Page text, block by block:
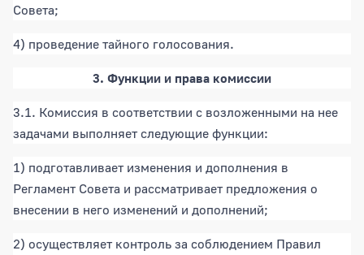
Совета;
4) проведение тайного голосования.
3. Функции и права комиссии
3.1. Комиссия в соответствии с возложенными на нее
задачами выполняет следующие функции:
1) подготавливает изменения и дополнения в
Регламент Совета и рассматривает предложения о
внесении в него изменений и дополнений;
2) осуществляет контроль за соблюдением Правил